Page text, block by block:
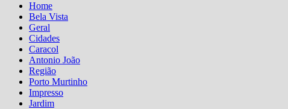
Home
Bela Vista
Geral
Cidades
Caracol
Antonio João
Região
Porto Murtinho
Impresso
Jardim